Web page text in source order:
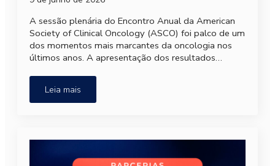
A sessão plenária do Encontro Anual da American
Society of Clinical Oncology (ASCO) foi palco de um
dos momentos mais marcantes da oncologia nos
últimos anos. A apresentação dos resultados…
Leia mais